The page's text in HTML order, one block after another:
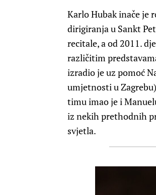
Karlo Hubak inače je
dirigiranja u Sankt
recitale, a od 2011.
različitim
izradio je uz pomoć
umjetnosti u
timu imao je i
iz nekih prethodnih
svjetla.